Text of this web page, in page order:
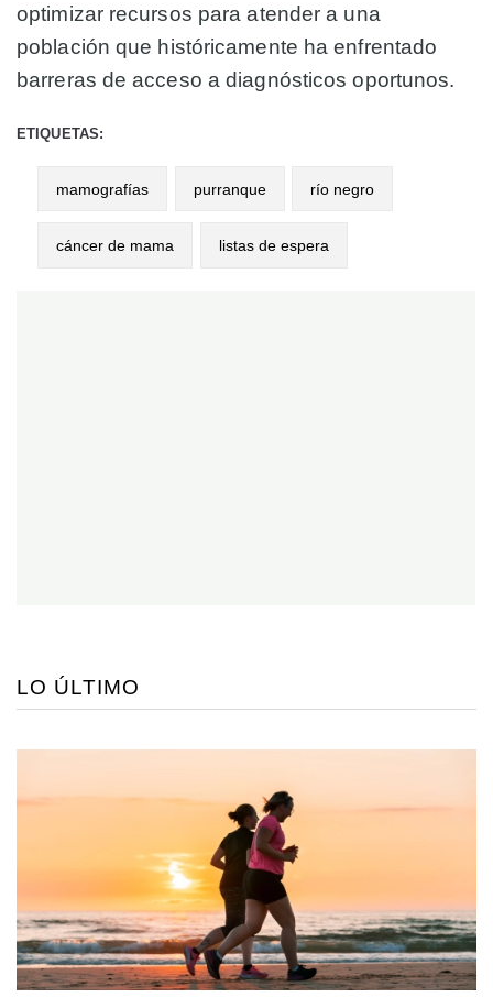
optimizar recursos para atender a una
población que históricamente ha enfrentado
barreras de acceso a diagnósticos oportunos.
ETIQUETAS:
mamografías purranque río negro
cáncer de mama listas de espera
LO ÚLTIMO